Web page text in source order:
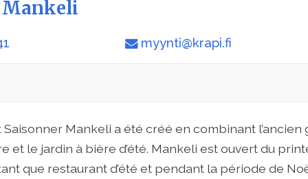
Mankeli
myynti@krapi.fi
Saisonner Mankeli a été créé en combinant l’ancien
et le jardin à bière d’été. Mankeli est ouvert du
que restaurant d’été et pendant la période de